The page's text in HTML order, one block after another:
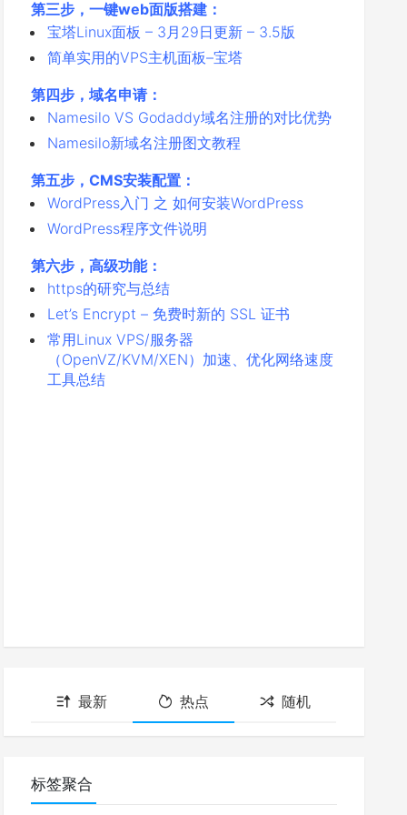
第三步，一键web面版搭建：
宝塔Linux面板 – 3月29日更新 – 3.5版
简单实用的VPS主机面板–宝塔
第四步，域名申请：
Namesilo VS Godaddy域名注册的对比优势
Namesilo新域名注册图文教程
第五步，CMS安装配置：
WordPress入门 之 如何安装WordPress
WordPress程序文件说明
第六步，高级功能：
https的研究与总结
Let’s Encrypt – 免费时新的 SSL 证书
常用Linux VPS/服务器
（OpenVZ/KVM/XEN）加速、优化网络速度
工具总结
最新 热点 随机
标签聚合